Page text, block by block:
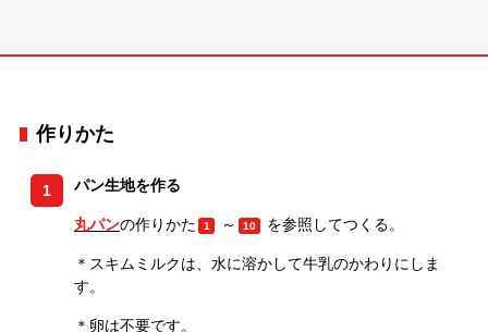
作りかた
1 パン生地を作る
丸パンの作りかた 1 ～ 10 を参照してつくる。
＊スキムミルクは、水に溶かして牛乳のかわりにしま
す。
＊卵は不要です。